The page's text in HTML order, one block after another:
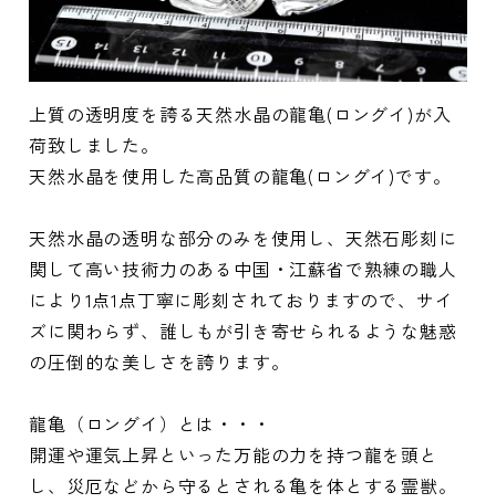
上質の透明度を誇る天然水晶の龍亀(ロングイ)が入
荷致しました。
天然水晶を使用した高品質の龍亀(ロングイ)です。
天然水晶の透明な部分のみを使用し、天然石彫刻に
関して高い技術力のある中国・江蘇省で熟練の職人
により1点1点丁寧に彫刻されておりますので、サイ
ズに関わらず、誰しもが引き寄せられるような魅惑
の圧倒的な美しさを誇ります。
龍亀（ロングイ）とは・・・
開運や運気上昇といった万能の力を持つ龍を頭と
し、災厄などから守るとされる亀を体とする霊獣。